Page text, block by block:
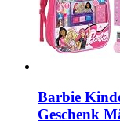
Barbie
Geschenk